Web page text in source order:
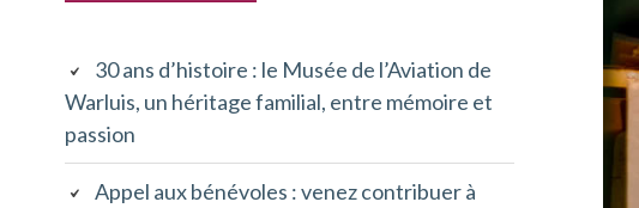
principale
30 ans d’histoire : le Musée de l’Aviation de
Warluis, un héritage familial, entre mémoire et
passion
Appel aux bénévoles : venez contribuer à